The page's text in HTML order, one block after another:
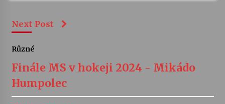
Next Post
Různé
Finále MS v hokeji 2024 - Mikádo
Humpolec